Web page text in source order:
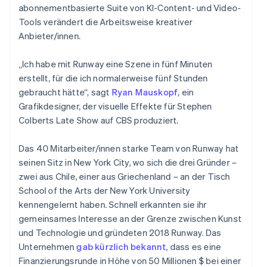
Betrugsprävention
Atlas
Start-up-Gründung
CO₂-Entnahme
Stripe-Sessions 2026
Jetzt ansehen
Ecosystem
abonnementbasierte Suite von KI-Content- und Video-
Tools verändert die Arbeitsweise kreativer
Anbieter/innen.
„Ich habe mit Runway eine Szene in fünf Minuten
erstellt, für die ich normalerweise fünf Stunden
gebraucht hätte“, sagt Ryan Mauskopf, ein
Grafikdesigner, der visuelle Effekte für Stephen
Colberts Late Show auf CBS produziert.
Das 40 Mitarbeiter/innen starke Team von Runway hat
seinen Sitz in New York City, wo sich die drei Gründer –
zwei aus Chile, einer aus Griechenland – an der Tisch
School of the Arts der New York University
kennengelernt haben. Schnell erkannten sie ihr
gemeinsames Interesse an der Grenze zwischen Kunst
und Technologie und gründeten 2018 Runway. Das
Unternehmen gab kürzlich bekannt, dass es eine
Finanzierungsrunde in Höhe von 50 Millionen $ bei einer